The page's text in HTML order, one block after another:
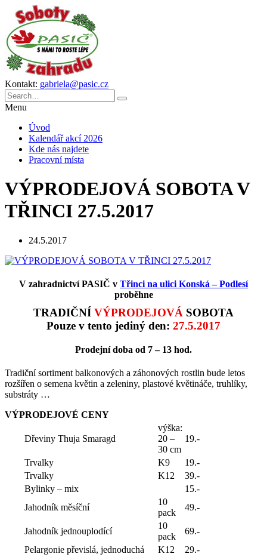
Kontakt: gabriela@pasic.cz
Menu
Úvod
Kalendář akcí 2026
Kde nás najdete
Pracovní místa
VÝPRODEJOVÁ SOBOTA V
TŘINCI 27.5.2017
24.5.2017
V zahradnictví PASIČ v Třinci na ulici Konská – Podlesí
proběhne
TRADIČNÍ VÝPRODEJOVÁ SOBOTA
Pouze v tento jediný den: 27.5.2017
Prodejní doba od 7 – 13 hod.
Tradiční sortiment balkonových a záhonových rostlin bude letos
rozšířen o semena květin a zeleniny, plastové květináče, truhlíky,
substráty …
VÝPRODEJOVÉ CENY
Dřeviny Thuja Smaragd
výška:
20 –
30 cm
19.-
Trvalky K9
19.-
Trvalky
K12
39.-
Bylinky – mix
15.-
Jahodník měsíční
10
pack
49.-
Jahodník jednouplodící
10
pack
69.-
Pelargonie převislá, jednoduchá
K12
29.-